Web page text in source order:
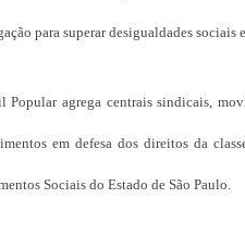
para superar desigualdades sociais
agrega centrais sindicais,
em defesa dos direitos da
Sociais do Estado de São Paulo.